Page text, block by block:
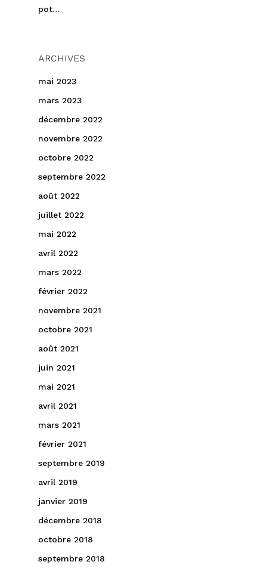
pot…
ARCHIVES
mai 2023
mars 2023
décembre 2022
novembre 2022
octobre 2022
septembre 2022
août 2022
juillet 2022
mai 2022
avril 2022
mars 2022
février 2022
novembre 2021
octobre 2021
août 2021
juin 2021
mai 2021
avril 2021
mars 2021
février 2021
septembre 2019
avril 2019
janvier 2019
décembre 2018
octobre 2018
septembre 2018